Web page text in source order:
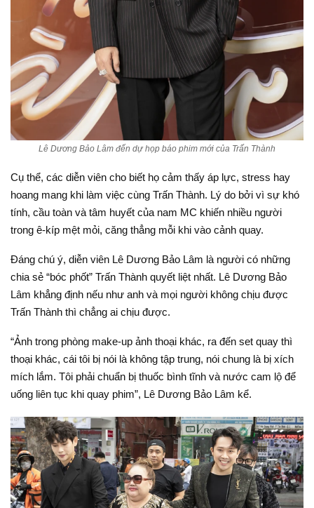
Lê Dương Bảo Lâm đến dự họp báo phim mới của Trấn Thành
Cụ thể, các diễn viên cho biết họ cảm thấy áp lực, stress hay
hoang mang khi làm việc cùng Trấn Thành. Lý do bởi vì sự khó
tính, cầu toàn và tâm huyết của nam MC khiến nhiều người
trong ê-kíp mệt mỏi, căng thẳng mỗi khi vào cảnh quay.
Đáng chú ý, diễn viên Lê Dương Bảo Lâm là người có những
chia sẻ “bóc phốt” Trấn Thành quyết liệt nhất. Lê Dương Bảo
Lâm khẳng định nếu như anh và mọi người không chịu được
Trấn Thành thì chẳng ai chịu được.
“Ảnh trong phòng make-up ảnh thoại khác, ra đến set quay thì
thoại khác, cái tôi bị nói là không tập trung, nói chung là bị xích
mích lắm. Tôi phải chuẩn bị thuốc bình tĩnh và nước cam lộ để
uống liên tục khi quay phim”, Lê Dương Bảo Lâm kể.